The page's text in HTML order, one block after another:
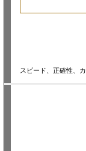
スピード、正確性、